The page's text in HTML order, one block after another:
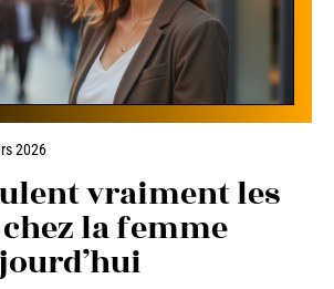
2026
vraiment les
la femme